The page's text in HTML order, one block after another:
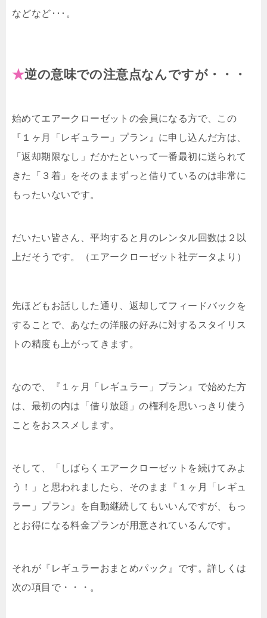
などなど･･･。
★逆の意味での注意点なんですが・・・
始めてエアークローゼットの会員になる方で、この
『１ヶ月「レギュラー」プラン』に申し込んだ方は、
「返却期限なし」だかたといって一番最初に送られて
きた「３着」をそのままずっと借りているのは非常に
もったいないです。
だいたい皆さん、平均すると月のレンタル回数は２以
上だそうです。（エアークローゼット社データより）
先ほどもお話しした通り、返却してフィードバックを
することで、あなたの洋服の好みに対するスタイリス
トの精度も上がってきます。
なので、『１ヶ月「レギュラー」プラン』で始めた方
は、最初の内は「借り放題」の権利を思いっきり使う
ことをおススメします。
そして、「しばらくエアークローゼットを続けてみよ
う！」と思われましたら、そのまま『１ヶ月「レギュ
ラー」プラン』を自動継続してもいいんですが、もっ
とお得になる料金プランが用意されているんです。
それが『レギュラーおまとめパック』です。詳しくは
次の項目で・・・。